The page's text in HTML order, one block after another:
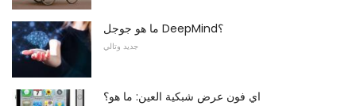
ما هو جوجل DeepMind؟
جديد وتالي
اي فون عرض شبكية العين: ما هو؟